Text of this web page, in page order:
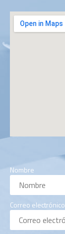
Nombre
Correo electrónico